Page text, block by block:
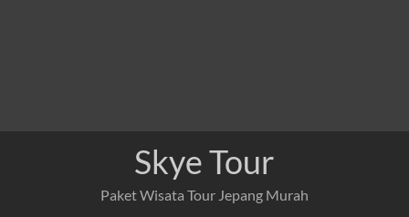
Skye Tour
Paket Wisata Tour Jepang Murah